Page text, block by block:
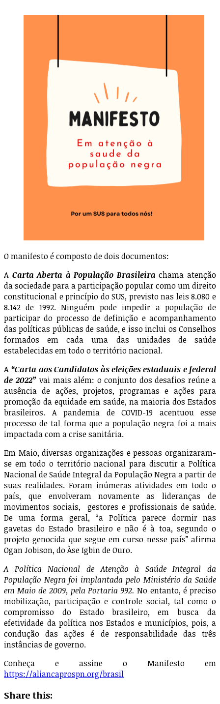
O manifesto é composto de dois documentos:
A Carta Aberta à População Brasileira chama atenção
da sociedade para a participação popular como um direito
constitucional e princípio do SUS, previsto nas leis 8.080 e
8.142 de 1992. Ninguém pode impedir a população de
participar do processo de definição e acompanhamento
das políticas públicas de saúde, e isso inclui os Conselhos
formados em cada uma das unidades de saúde
estabelecidas em todo o território nacional.
A “Carta aos Candidatos às eleições estaduais e federal
de 2022” vai mais além: o conjunto dos desafios reúne a
ausência de ações, projetos, programas e ações para
promoção da equidade em saúde, na maioria dos Estados
brasileiros. A pandemia de COVID-19 acentuou esse
processo de tal forma que a população negra foi a mais
impactada com a crise sanitária.
Em Maio, diversas organizações e pessoas organizaram-
se em todo o território nacional para discutir a Política
Nacional de Saúde Integral da População Negra a partir de
suas realidades. Foram inúmeras atividades em todo o
país, que envolveram novamente as lideranças de
movimentos sociais, gestores e profissionais de saúde.
De uma forma geral, “a Política parece dormir nas
gavetas do Estado brasileiro e não é à toa, segundo o
projeto genocida que segue em curso nesse país” afirma
Ogan Jobison, do Àse Igbin de Ouro.
A Política Nacional de Atenção à Saúde Integral da
População Negra foi implantada pelo Ministério da Saúde
em Maio de 2009, pela Portaria 992. No entanto, é preciso
mobilização, participação e controle social, tal como o
compromisso do Estado brasileiro, em busca da
efetividade da política nos Estados e municípios, pois, a
condução das ações é de responsabilidade das três
instâncias de governo.
Conheça e assine o Manifesto em
https://aliancaprospn.org/brasil
Share this: